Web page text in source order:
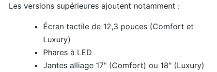
Les versions supérieures ajoutent notamment :
Écran tactile de 12,3 pouces (Comfort et
Luxury)
Phares à LED
Jantes alliage 17" (Comfort) ou 18" (Luxury)